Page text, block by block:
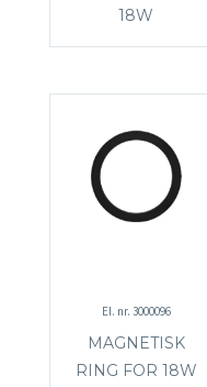
18W
El. nr. 3000096
MAGNETISK
RING FOR 18W